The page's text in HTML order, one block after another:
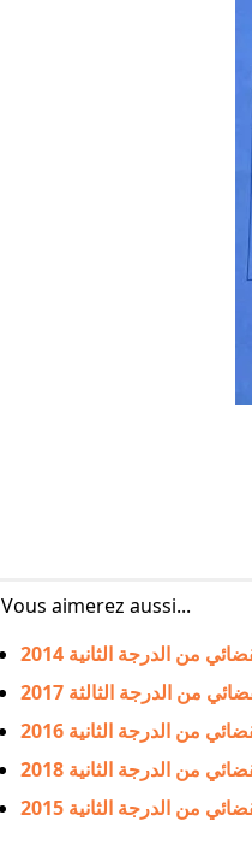
Vous aimerez aussi...
من الدرجة الثانية 2014
من الدرجة الثالثة 2017
من الدرجة الثانية 2016
من الدرجة الثانية 2018
من الدرجة الثانية 2015